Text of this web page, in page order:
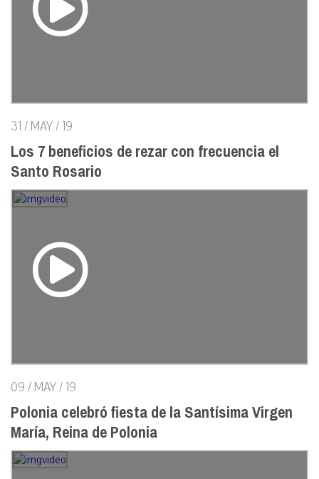
31 / MAY / 19
Los 7 beneficios de rezar con frecuencia el
Santo Rosario
09 / MAY / 19
Polonia celebró fiesta de la Santísima Virgen
María, Reina de Polonia